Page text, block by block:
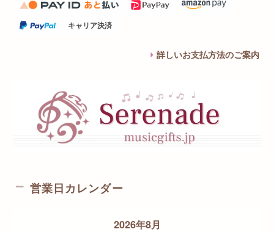
キャリア決済
詳しいお支払方法のご案内
営業日カレンダー
2026年8月